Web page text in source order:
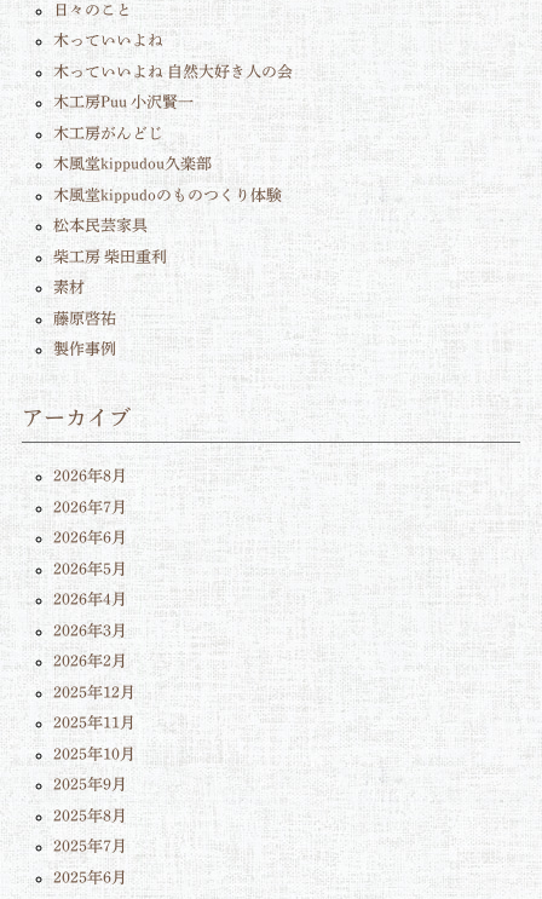
日々のこと
木っていいよね
木っていいよね 自然大好き人の会
木工房Puu 小沢賢一
木工房がんどじ
木風堂kippudou久楽部
木風堂kippudoのものつくり体験
松本民芸家具
柴工房 柴田重利
素材
藤原啓祐
製作事例
アーカイブ
2026年8月
2026年7月
2026年6月
2026年5月
2026年4月
2026年3月
2026年2月
2025年12月
2025年11月
2025年10月
2025年9月
2025年8月
2025年7月
2025年6月